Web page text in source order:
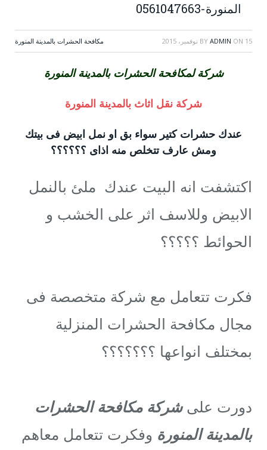
المنورة-0561047663
BY ADMIN ON 15 نوفمبر، 2015 مكافحة الحشرات بالمدينة المنورة
شركة لمكافحة الحشرات بالمدينة المنورة
شركة نقل اثاث بالمدينة المنورة
عندك حشرات كتير سواء بق او نمل ابيض فى بيتك
ومش عارف تتخلص منه اذاى ؟؟؟؟؟؟
اكتشفت انه البيت عندك ملئ بالنمل
الابيض وللاسف اثر على الخشب و
الحوائط ؟؟؟؟؟
فكرت تتعامل مع شركة متخصصة فى
مجال مكافحة الحشرات المنزلية
بمختلف انواعها ؟؟؟؟؟؟؟
دورت علىشركة مكافحة الحشرات
بالمدينة المنورة وفكرت تتعامل معاهم